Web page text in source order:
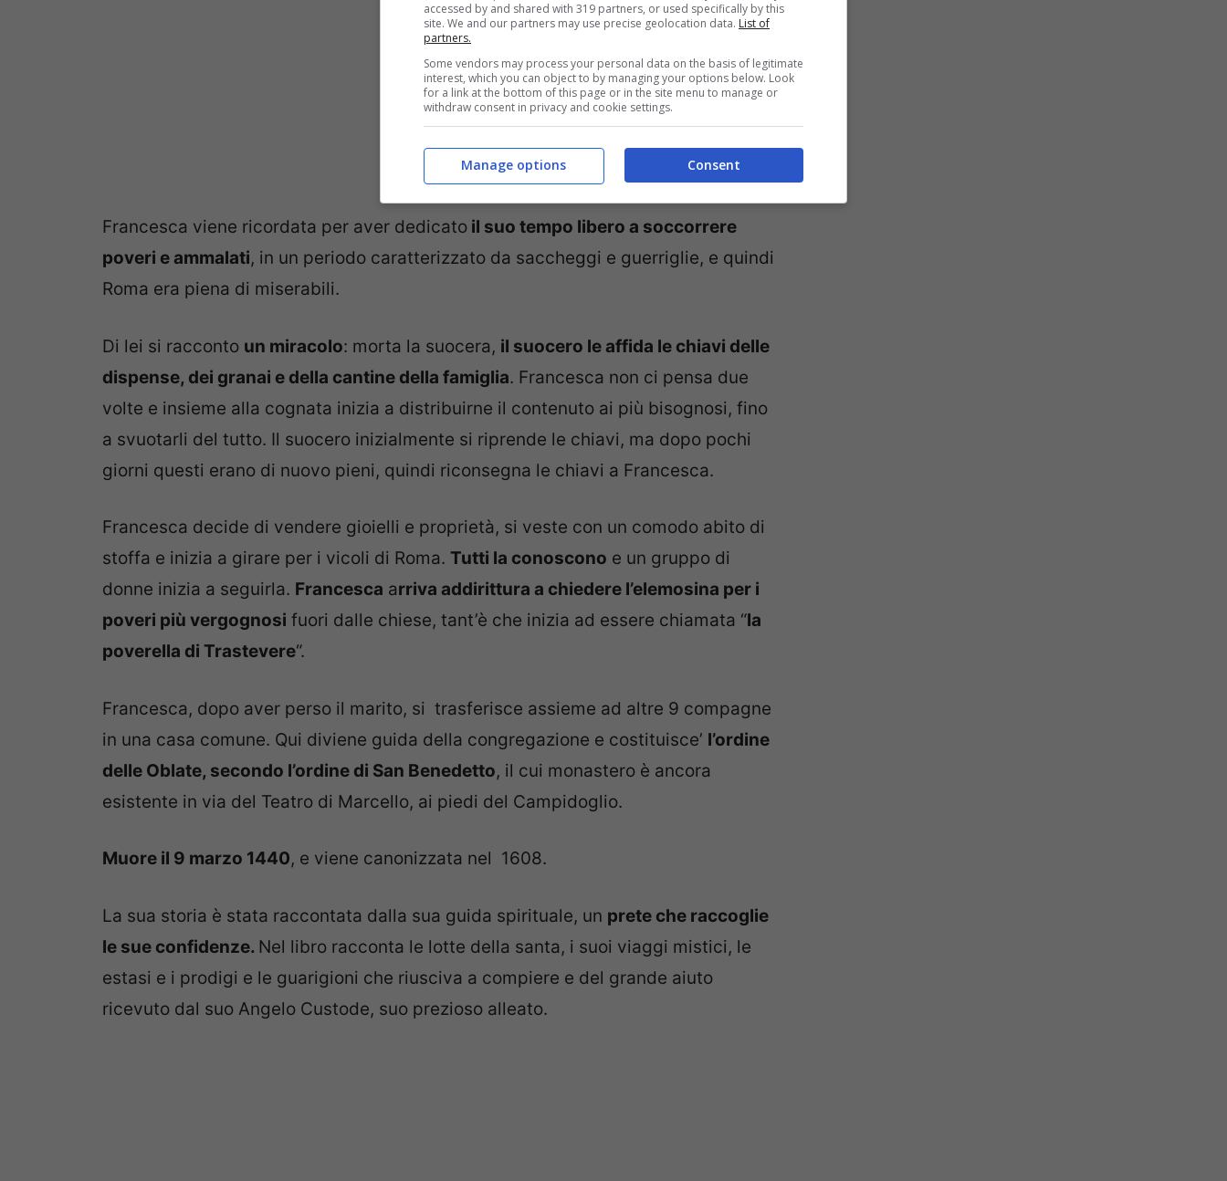
Francesca viene ricordata per aver dedicato il suo tempo libero a soccorrere
poveri e ammalati, in un periodo caratterizzato da saccheggi e guerriglie, e quindi
Roma era piena di miserabili.
Di lei si racconto un miracolo: morta la suocera, il suocero le affida le chiavi delle
dispense, dei granai e della cantine della famiglia. Francesca non ci pensa due
volte e insieme alla cognata inizia a distribuirne il contenuto ai più bisognosi, fino
a svuotarli del tutto. Il suocero inizialmente si riprende le chiavi, ma dopo pochi
giorni questi erano di nuovo pieni, quindi riconsegna le chiavi a Francesca.
Francesca decide di vendere gioielli e proprietà, si veste con un comodo abito di
stoffa e inizia a girare per i vicoli di Roma. Tutti la conoscono e un gruppo di
donne inizia a seguirla. Francesca arriva addirittura a chiedere l’elemosina per i
poveri più vergognosi fuori dalle chiese, tant’è che inizia ad essere chiamata “la
poverella di Trastevere“.
Francesca, dopo aver perso il marito, si trasferisce assieme ad altre 9 compagne
in una casa comune. Qui diviene guida della congregazione e costituisce’ l’ordine
delle Oblate, secondo l’ordine di San Benedetto, il cui monastero è ancora
esistente in via del Teatro di Marcello, ai piedi del Campidoglio.
Muore il 9 marzo 1440, e viene canonizzata nel 1608.
La sua storia è stata raccontata dalla sua guida spirituale, un prete che raccoglie
le sue confidenze. Nel libro racconta le lotte della santa, i suoi viaggi mistici, le
estasi e i prodigi e le guarigioni che riusciva a compiere e del grande aiuto
ricevuto dal suo Angelo Custode, suo prezioso alleato.
accessed by and shared with 319 partners, or used specifically by this
site. We and our partners may use precise geolocation data. List of
partners.
Some vendors may process your personal data on the basis of legitimate
interest, which you can object to by managing your options below. Look
for a link at the bottom of this page or in the site menu to manage or
withdraw consent in privacy and cookie settings.
Consent
Manage options